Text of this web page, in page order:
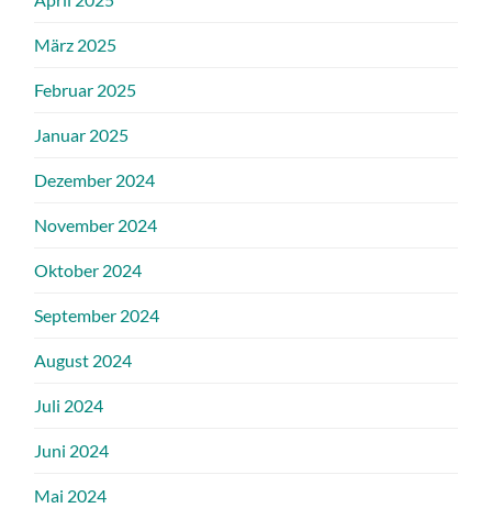
März 2025
Februar 2025
Januar 2025
Dezember 2024
November 2024
Oktober 2024
September 2024
August 2024
Juli 2024
Juni 2024
Mai 2024